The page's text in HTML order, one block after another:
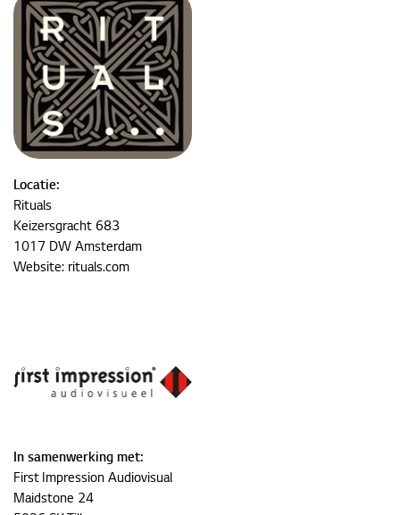
Locatie:
Rituals
Keizersgracht 683
1017 DW Amsterdam
Website: rituals.com
In samenwerking met:
First Impression Audiovisual
Maidstone 24